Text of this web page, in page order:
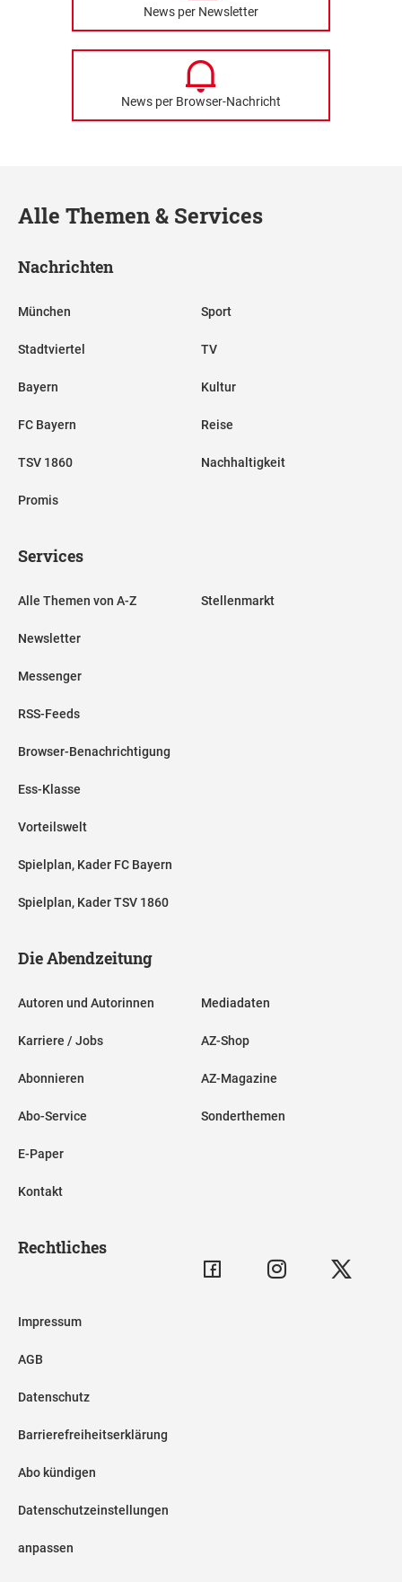
News per Newsletter
News per Browser-Nachricht
Alle Themen & Services
Nachrichten
München
Stadtviertel
Bayern
FC Bayern
TSV 1860
Promis
Sport
TV
Kultur
Reise
Nachhaltigkeit
Services
Alle Themen von A-Z
Newsletter
Messenger
RSS-Feeds
Browser-Benachrichtigung
Ess-Klasse
Vorteilswelt
Spielplan, Kader FC Bayern
Spielplan, Kader TSV 1860
Stellenmarkt
Die Abendzeitung
Autoren und Autorinnen
Karriere / Jobs
Abonnieren
Abo-Service
E-Paper
Kontakt
Mediadaten
AZ-Shop
AZ-Magazine
Sonderthemen
Rechtliches
Impressum
AGB
Datenschutz
Barrierefreiheitserklärung
Abo kündigen
Datenschutzeinstellungen
anpassen